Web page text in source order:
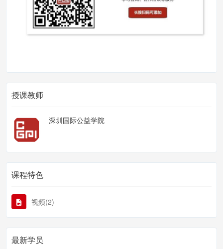
授课教师
深圳国际公益学院
课程特色
视频(2)
最新学员